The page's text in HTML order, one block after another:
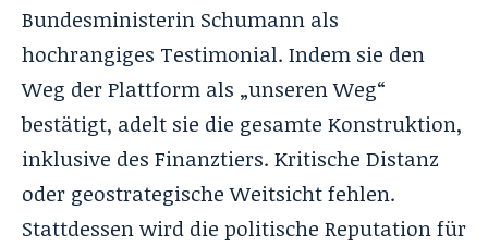
Bundesministerin Schumann als
hochrangiges Testimonial. Indem sie den
Weg der Plattform als „unseren Weg“
bestätigt, adelt sie die gesamte Konstruktion,
inklusive des Finanztiers. Kritische Distanz
oder geostrategische Weitsicht fehlen.
Stattdessen wird die politische Reputation für